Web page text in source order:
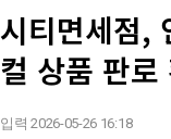
시티면세점,
컬 상품 판로
입력 2026-05-26 16:18